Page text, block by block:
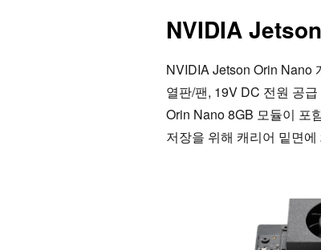
NVIDIA
NVIDIA Jetson Orin Nano
열판/팬, 19V DC 전원 공
Orin Nano 8GB 모듈이 포
저장을 위해 캐리어 밑면